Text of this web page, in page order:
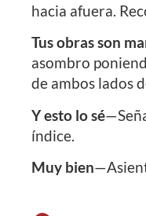
hacia afuera.
Tus obras son
asombro
de ambos lados
Y esto lo sé
índice.
Muy bien